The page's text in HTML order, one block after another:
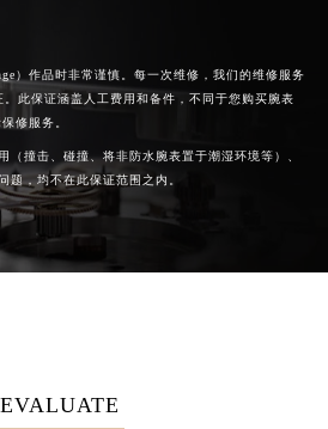
）作品时非常谨慎。每一次维修，我们的维修服务
此保证涵盖人工费用和备件，不同于您购买腕表
修服务。
（撞击、碰撞、将非防水腕表置于潮湿环境等）、
题，均不在此保证范围之内。
EVALUATE